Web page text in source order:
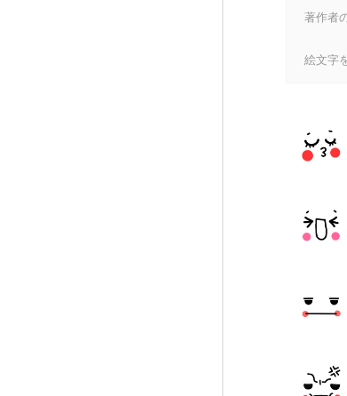
著作者
絵文字